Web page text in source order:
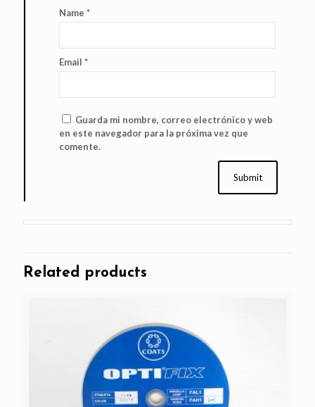
Name *
Email *
Guarda mi nombre, correo electrónico y web
en este navegador para la próxima vez que
comente.
Related products